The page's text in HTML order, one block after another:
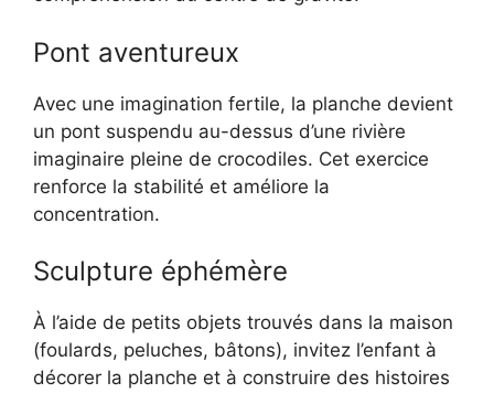
Pont aventureux
Avec une imagination fertile, la planche devient
un pont suspendu au-dessus d’une rivière
imaginaire pleine de crocodiles. Cet exercice
renforce la stabilité et améliore la
concentration.
Sculpture éphémère
À l’aide de petits objets trouvés dans la maison
(foulards, peluches, bâtons), invitez l’enfant à
décorer la planche et à construire des histoires